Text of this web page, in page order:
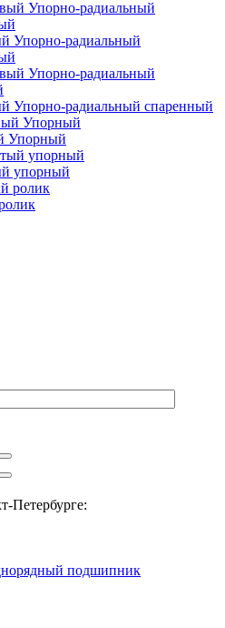
Упорно-радиальный
Упорно-радиальный спаренный
Упорный
упорный
Петербурге:
подшипник